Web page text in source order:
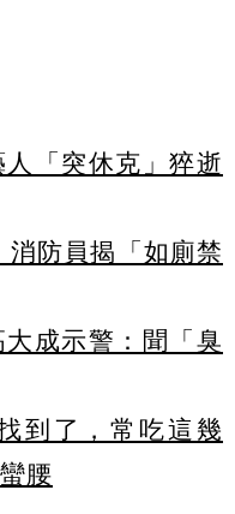
人「突休克」猝逝
防員揭「如廁禁
成示警：聞「臭
到了，常吃這幾
腰